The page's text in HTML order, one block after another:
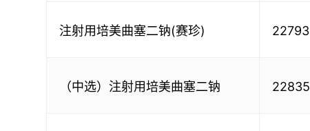
注射用培美曲塞二钠(赛珍) 22793
（中选）注射用培美曲塞二钠 22835